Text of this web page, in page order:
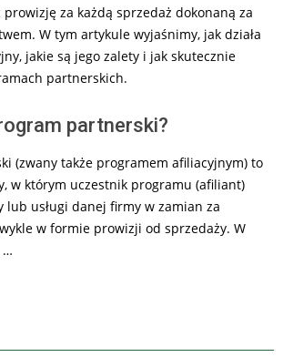
za każdą sprzedaż dokonaną za
W tym artykule wyjaśnimy, jak działa
jakie są jego zalety i jak skutecznie
partnerskich.
partnerski?
(zwany także programem afiliacyjnym) to
w którym uczestnik programu (afiliant)
usługi danej firmy w zamian za
w formie prowizji od sprzedaży. W
…